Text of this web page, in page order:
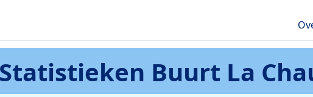
Statistieken Buurt La